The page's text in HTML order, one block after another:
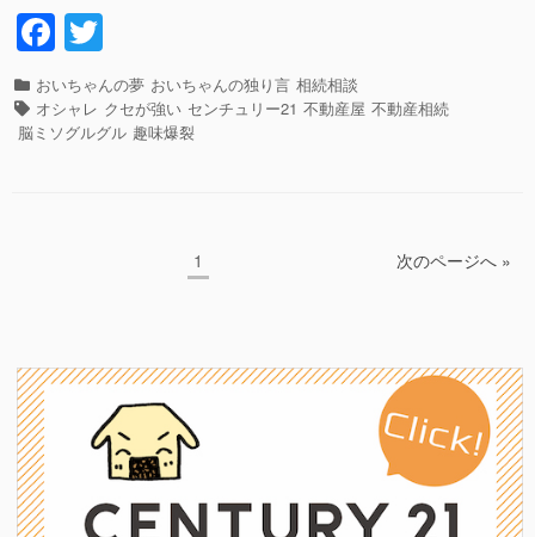
っ
１
５
の
梅
田
は・・・”の
F
a
c
e
wi
tt
er
カ
テ
ゴ
おいちゃんの夢 おいちゃんの独り言 相続相談
タ
グ
オシャレ クセが強い センチュリー21 不動産屋 不動産相続
脳ミソグルグル 趣味爆裂
ビ
ゲ
ー
シ
ョ
ペ
ー
1 次のページへ »